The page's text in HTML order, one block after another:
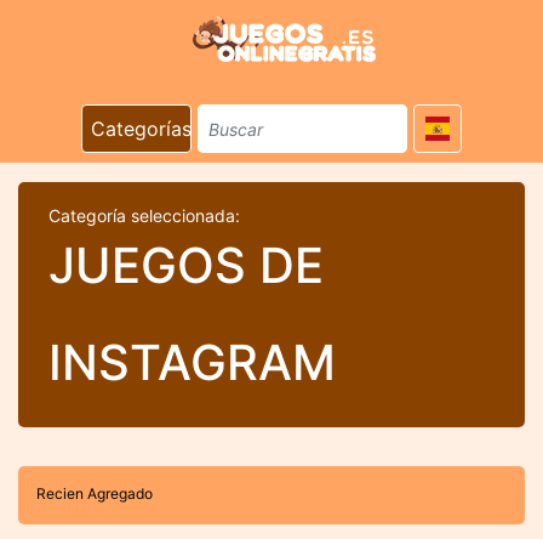
Categorías
Categoría seleccionada:
JUEGOS DE
INSTAGRAM
Recien Agregado